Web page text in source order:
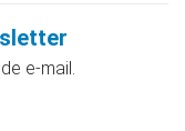
e-mail.